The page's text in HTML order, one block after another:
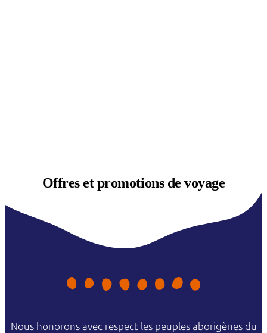
Offres etpromotions de voyage
Nous honorons avec respect les peuples aborigènes du